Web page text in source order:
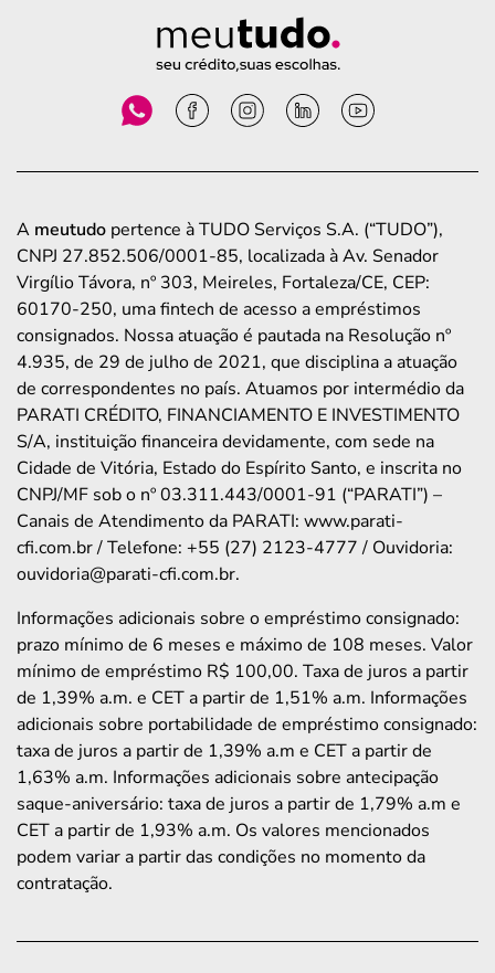
A meutudo pertence à TUDO Serviços S.A. (“TUDO”),
CNPJ 27.852.506/0001-85, localizada à Av. Senador
Virgílio Távora, nº 303, Meireles, Fortaleza/CE, CEP:
60170-250, uma fintech de acesso a empréstimos
consignados. Nossa atuação é pautada na Resolução nº
4.935, de 29 de julho de 2021, que disciplina a atuação
de correspondentes no país. Atuamos por intermédio da
PARATI CRÉDITO, FINANCIAMENTO E INVESTIMENTO
S/A, instituição financeira devidamente, com sede na
Cidade de Vitória, Estado do Espírito Santo, e inscrita no
CNPJ/MF sob o nº 03.311.443/0001-91 (“PARATI”) –
Canais de Atendimento da PARATI: www.parati-
cfi.com.br / Telefone: +55 (27) 2123-4777 / Ouvidoria:
ouvidoria@parati-cfi.com.br.
Informações adicionais sobre o empréstimo consignado:
prazo mínimo de 6 meses e máximo de 108 meses. Valor
mínimo de empréstimo R$ 100,00. Taxa de juros a partir
de 1,39% a.m. e CET a partir de 1,51% a.m. Informações
adicionais sobre portabilidade de empréstimo consignado:
taxa de juros a partir de 1,39% a.m e CET a partir de
1,63% a.m. Informações adicionais sobre antecipação
saque-aniversário: taxa de juros a partir de 1,79% a.m e
CET a partir de 1,93% a.m. Os valores mencionados
podem variar a partir das condições no momento da
contratação.